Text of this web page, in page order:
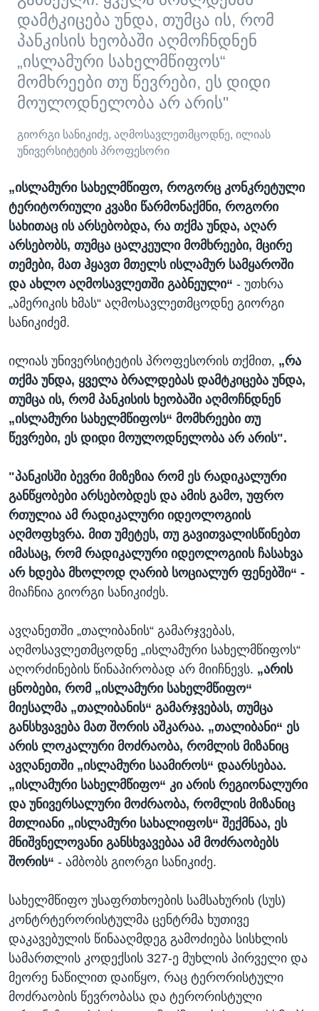
დამტკიცება უნდა, თუმცა ის, რომ
პანკისის ხეობაში აღმოჩნდნენ
„ისლამური სახელმწიფოს“
მომხრეები თუ წევრები, ეს დიდი
მოულოდნელობა არ არის"
გიორგი სანიკიძე, აღმოსავლეთმცოდნე, ილიას
უნივერსიტეტის პროფესორი
„ისლამური სახელმწიფო, როგორც კონკრეტული
ტერიტორიული კვაზი წარმონაქმნი, როგორი
სახითაც ის არსებობდა, რა თქმა უნდა, აღარ
არსებობს, თუმცა ცალკეული მომხრეები, მცირე
თემები, მათ ჰყავთ მთელს ისლამურ სამყაროში
და ახლო აღმოსავლეთში გაბნეული“ - უთხრა
„ამერიკის ხმას“ აღმოსავლეთმცოდნე გიორგი
სანიკიძემ.
ილიას უნივერსიტეტის პროფესორის თქმით, „რა
თქმა უნდა, ყველა ბრალდებას დამტკიცება უნდა,
თუმცა ის, რომ პანკისის ხეობაში აღმოჩნდნენ
„ისლამური სახელმწიფოს“ მომხრეები თუ
წევრები, ეს დიდი მოულოდნელობა არ არის".
"პანკისში ბევრი მიზეზია რომ ეს რადიკალური
განწყობები არსებობდეს და ამის გამო, უფრო
რთულია ამ რადიკალური იდეოლოგიის
აღმოფხვრა. მით უმეტეს, თუ გავითვალისწინებთ
იმასაც, რომ რადიკალური იდეოლოგიის ჩასახვა
არ ხდება მხოლოდ ღარიბ სოციალურ ფენებში“ -
მიაჩნია გიორგი სანიკიძეს.
ავღანეთში „თალიბანის“ გამარჯვებას,
აღმოსავლეთმცოდნე „ისლამური სახელმწიფოს“
აღორძინების წინაპირობად არ მიიჩნევს. „არის
ცნობები, რომ „ისლამური სახელმწიფო“
მიესალმა „თალიბანის“ გამარჯვებას, თუმცა
განსხვავება მათ შორის აშკარაა. „თალიბანი“ ეს
არის ლოკალური მოძრაობა, რომლის მიზანიც
ავღანეთში „ისლამური საამიროს“ დაარსებაა.
„ისლამური სახელმწიფო“ კი არის რეგიონალური
და უნივერსალური მოძრაობა, რომლის მიზანიც
მთლიანი „ისლამური სახალიფოს“ შექმნაა, ეს
მნიშვნელოვანი განსხვავებაა ამ მოძრაობებს
შორის“ - ამბობს გიორგი სანიკიძე.
სახელმწიფო უსაფრთხოების სამსახურის (სუს)
კონტრტერორისტულმა ცენტრმა ხუთივე
დაკავებულის წინააღმდეგ გამოძიება სისხლის
სამართლის კოდექსის 327-ე მუხლის პირველი და
მეორე ნაწილით დაიწყო, რაც ტერორისტული
მოძრაობის წევრობასა და ტერორისტული